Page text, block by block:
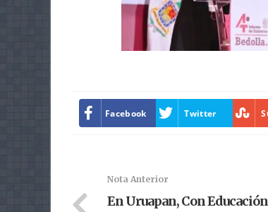
Facebook Twitter
Nota Anterior
En Uruapan, Con